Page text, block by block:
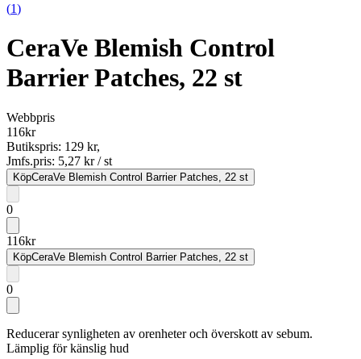
(1)
CeraVe Blemish Control
Barrier Patches, 22 st
Webbpris
116kr
Butikspris: 129 kr,
Jmfs.pris: 5,27 kr / st
KöpCeraVe Blemish Control Barrier Patches, 22 st
0
116kr
KöpCeraVe Blemish Control Barrier Patches, 22 st
0
Reducerar synligheten av orenheter och överskott av sebum.
Lämplig för känslig hud